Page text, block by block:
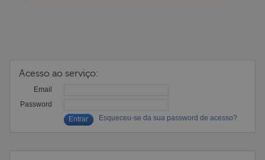
Acesso ao serviço:
Email
Password
Esqueceu-se da sua password de acesso?